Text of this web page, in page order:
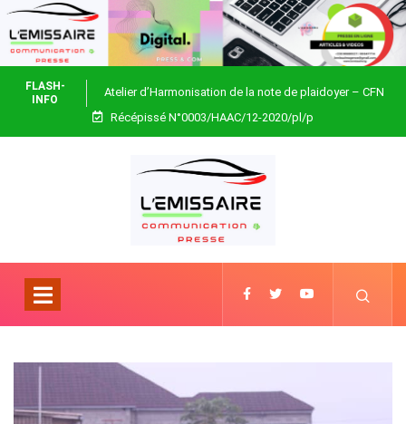
FLASH-
INFO
Atelier d’Harmonisation de la note de plaidoyer – CFN
Togo
Récépissé N°0003/HAAC/12-2020/pl/p